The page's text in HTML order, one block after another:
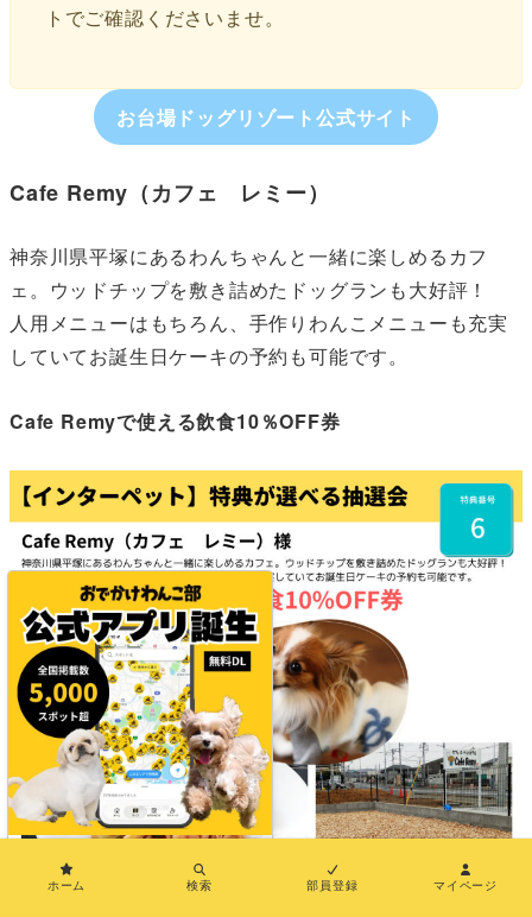
トでご確認くださいませ。
お台場ドッグリゾート公式サイト
Cafe Remy（カフェ レミー）
神奈川県平塚にあるわんちゃんと一緒に楽しめるカフ
ェ。ウッドチップを敷き詰めたドッグランも大好評！
人用メニューはもちろん、手作りわんこメニューも充実
していてお誕生日ケーキの予約も可能です。
Cafe Remyで使える飲食10％OFF券
ホーム 検索 部員登録 マイページ